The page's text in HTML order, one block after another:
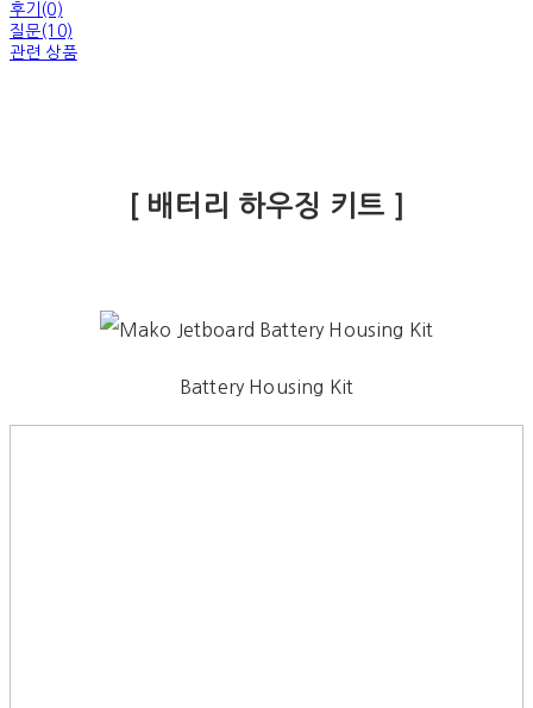
후기(0)
질문(10)
관련 상품
[ 배터리 하우징 키트 ]
Battery Housing Kit